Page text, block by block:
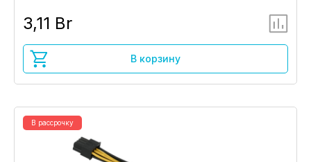
3,11 Br
В корзину
В рассрочку